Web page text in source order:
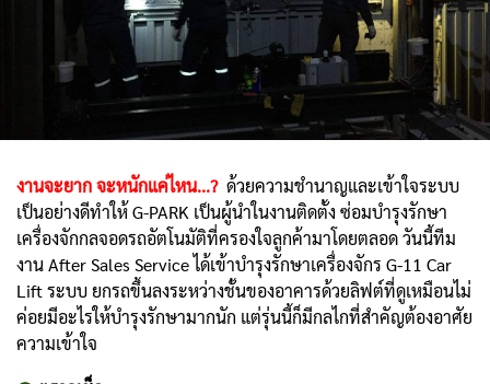
งานจะยาก จะหนักแค่ไหน...?ด้วยความชำนาญและเข้าใจระบบ
เป็นอย่างดีทำให้ G-PARK เป็นผู้นำในงานติดตั้ง ซ่อมบำรุงรักษา
เครื่องจักกลจอดรถอัตโนมัติที่ครองใจลูกค้ามาโดยตลอด วันนี้ทีม
งาน After Sales Service ได้เข้าบำรุงรักษาเครื่องจักร G-11 Car
Lift ระบบ ยกรถขึ้นลงระหว่างชั้นของอาคารด้วยลิฟต์ที่ดูเหมือนไม่
ค่อยมีอะไรให้บำรุงรักษามากนัก แต่รุ่นนี้ก็มีกลไกที่สำคัญต้องอาศัย
ความเข้าใจ